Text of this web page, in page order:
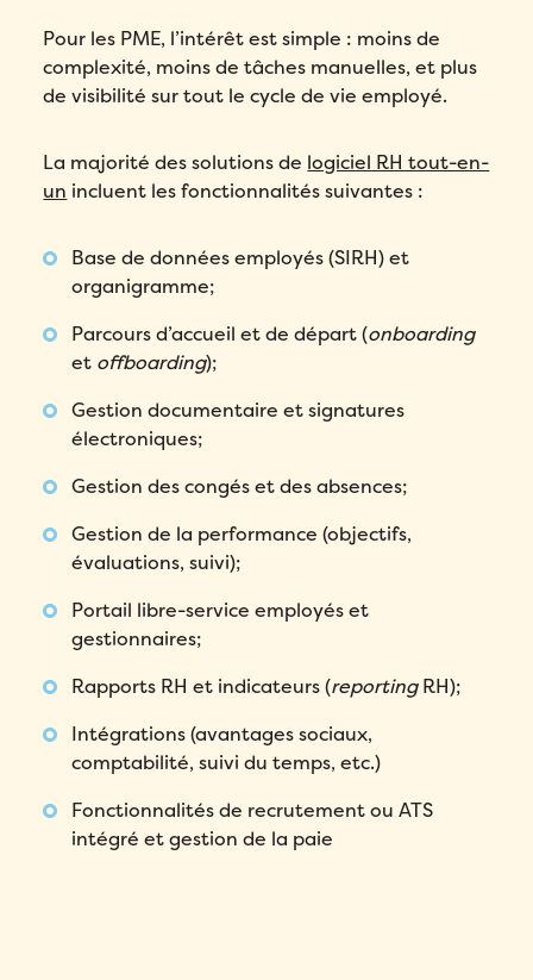
Pour les PME, l’intérêt est simple : moins de
complexité, moins de tâches manuelles, et plus
de visibilité sur tout le cycle de vie employé.
La majorité des solutions de logiciel RH tout-en-
un incluent les fonctionnalités suivantes :
Base de données employés (SIRH) et
organigramme;
Parcours d’accueil et de départ (onboarding
et offboarding);
Gestion documentaire et signatures
électroniques;
Gestion des congés et des absences;
Gestion de la performance (objectifs,
évaluations, suivi);
Portail libre-service employés et
gestionnaires;
Rapports RH et indicateurs (reportingRH);
Intégrations (avantages sociaux,
comptabilité, suivi du temps, etc.)
Fonctionnalités de recrutement ou ATS
intégré et gestion de la paie